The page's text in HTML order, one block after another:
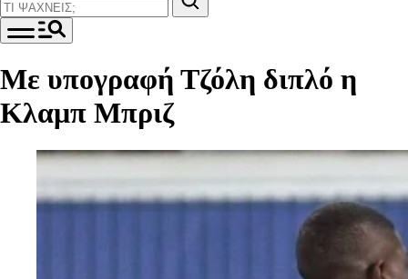
Με υπογραφή Τζόλη διπλό η
Κλαμπ Μπριζ